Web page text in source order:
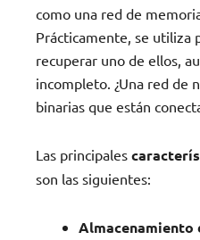
como una red de
Prácticamente, se utiliza
recuperar uno de ellos,
incompleto. ¿Una red de
binarias que están
Las principales
son las siguientes:
Almacenamiento